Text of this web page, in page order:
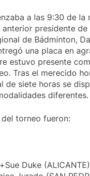
a las 9:30 de la
anterior presidente de
de Bádminton,
una placa en
estuvo presente
Tras el merecido
de siete horas se
diferentes.
torneo fueron:
Duke